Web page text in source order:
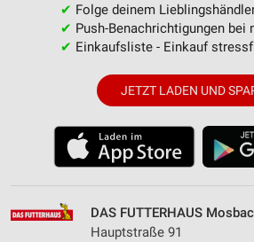
✔ Folge deinem
✔ Push-Benachrichtigungen bei
✔ Einkaufsliste - Einkauf
JETZT LADEN UND
DAS FUTTERHAUS
Hauptstraße 91